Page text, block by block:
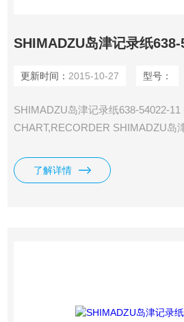
SHIMADZU岛津记录纸
更新时间： 2015-10-27 型号：
SHIMADZU岛津记录纸638-54022-11
CHART,RECORDER SHIMADZU岛
01950 C9,L9 CHART GUIDE
了解详情